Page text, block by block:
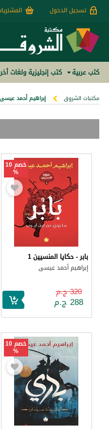
تسجيل الدخول
كتب عربية كتب إنجليزية ولغات
مكتبات الشروق إبراهيم أحمد عيسى
خصم 10
%
بابر - حكايا المنسيين 1
إبراهيم أحمد عيسى
320 ج.م
288 ج.م
خصم 10
%